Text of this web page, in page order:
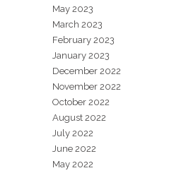
May 2023
March 2023
February 2023
January 2023
December 2022
November 2022
October 2022
August 2022
July 2022
June 2022
May 2022